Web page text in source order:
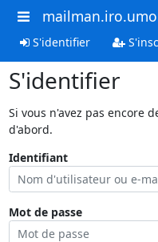
S'identifier
S'identifier
Si vous n'avez pas encore
d'abord.
Identifiant
Mot de passe